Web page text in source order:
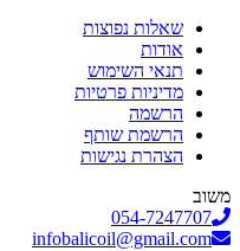
שאלות נפוצות
אודות
תנאי השימוש
מדיניות פרטיות
הרשמה
הרשמת שותף
הצהרת נגישות
משוב
054-7247707
infobalicoil@gmail.com